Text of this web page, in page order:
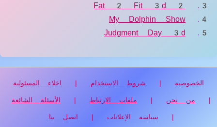
Fat 2 Fit 3d 2
My Dolphin Show
Judgment Day 3d
الخصوصية | شروط الاستخدام | اخلاء المسئولية
| من نحن | ملفات الارتباط | الأسئلة الشائعة
| سياسة الإعلانات | اتصل بنا